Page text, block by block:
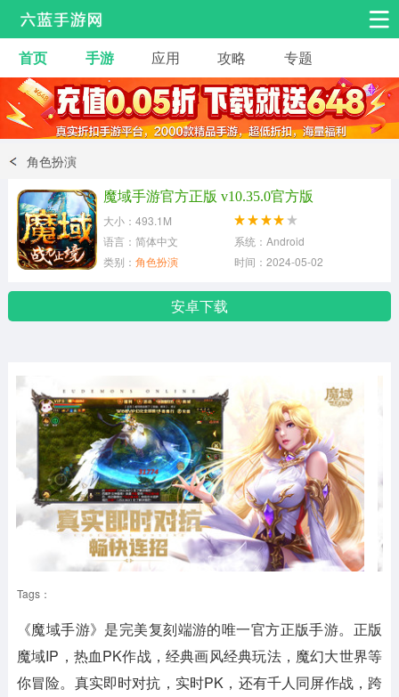
安卓手游 手游工具
热门手游 角色扮演 益智休闲
动作射击
冒险解谜
体育竞技
首页 手游 应用 攻略 专题
角色扮演
魔域手游官方正版 v10.35.0官方版
大小：493.1M
语言：简体中文
系统：Android
类别： 角色扮演 时间：2024-05-02
安卓下载
Tags：
《魔域手游》是完美复刻端游的唯一官方正版手游。正版
魔域IP，热血PK作战，经典画风经典玩法，魔幻大世界等
你冒险。真实即时对抗，实时PK，还有千人同屏作战，跨